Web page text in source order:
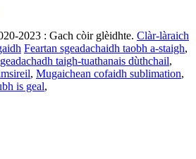
2023 : Gach còir glèidhte. Clàr-làraich
Feartan sgeadachaidh taobh a-staigh,
taigh-tuathanais dùthchail,
, Mugaichean cofaidh sublimation,
is geal,